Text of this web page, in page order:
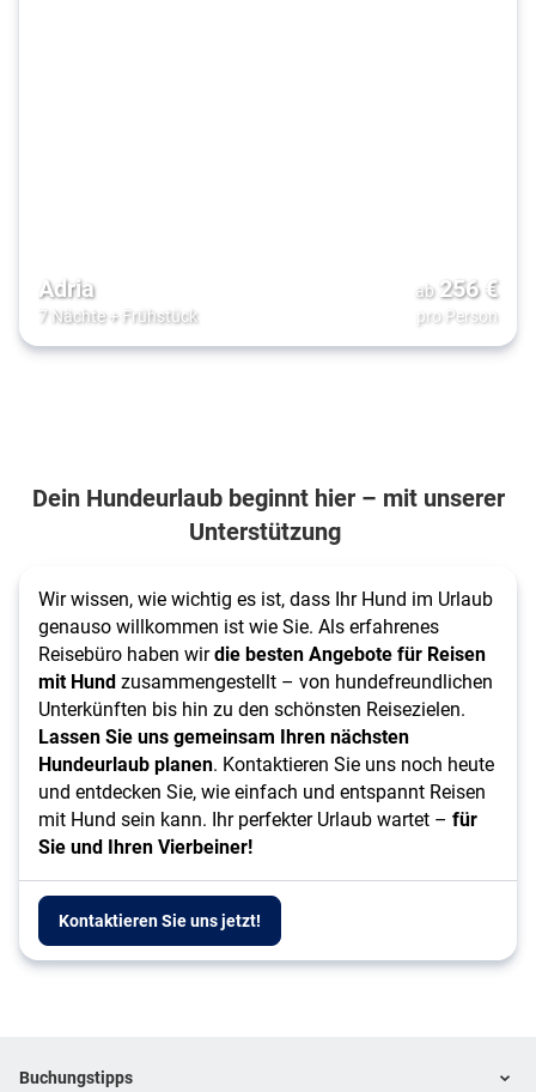
Adria
7 Nächte+ Frühstück
ab 256€
pro Person
Dein Hundeurlaub beginnt hier – mit unserer
Unterstützung
Wir wissen, wie wichtig es ist, dass Ihr Hund im Urlaub
genauso willkommen ist wie Sie. Als erfahrenes
Reisebüro haben wirdie besten Angebote für Reisen
mit Hundzusammengestellt – von hundefreundlichen
Unterkünften bis hin zu den schönsten Reisezielen.
Lassen Sie uns gemeinsam Ihren nächsten
Hundeurlaub planen. Kontaktieren Sie uns noch heute
und entdecken Sie, wie einfach und entspannt Reisen
mit Hund sein kann. Ihr perfekter Urlaub wartet – für
Sie und Ihren Vierbeiner!
Kontaktieren Sie uns jetzt!
Footer navigation
Buchungstipps